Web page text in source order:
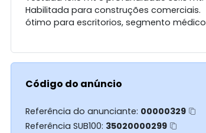
Habilitada para construções comerciais.
ótimo para escritorios, segmento médico
Código do anúncio
Referência do anunciante: 00000329
Referência SUB100: 35020000299